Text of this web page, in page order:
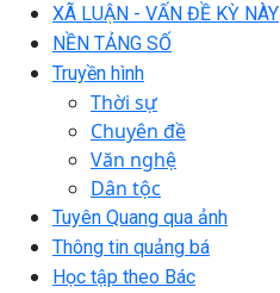
XÃ LUẬN - VẤN ĐỀ KỲ NÀY
NỀN TẢNG SỐ
Truyền hình
Thời sự
Chuyên đề
Văn nghệ
Dân tộc
Tuyên Quang qua ảnh
Thông tin quảng bá
Học tập theo Bác